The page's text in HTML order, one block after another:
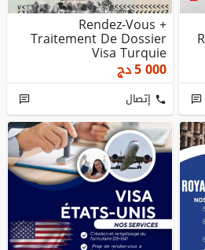
Rendez-Vous +
Traitement De Dossier
Visa Turquie
5 000دج
إتصال